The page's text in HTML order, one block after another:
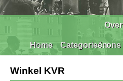
Home Categorieën
Over
ons
Winkel KVR